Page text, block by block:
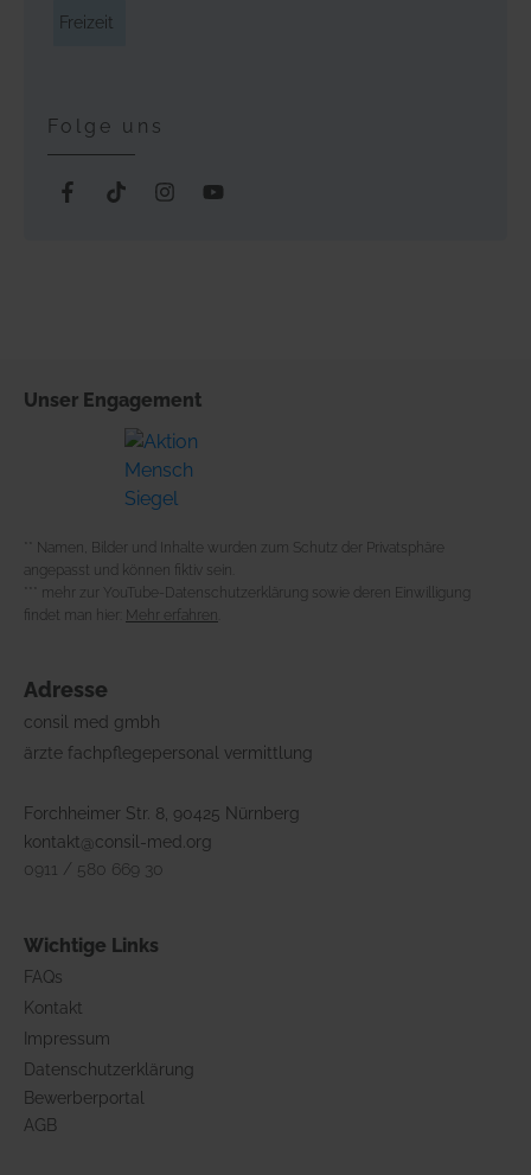
Freizeit
Folge uns
Unser Engagement
** Namen, Bilder und Inhalte wurden zum Schutz der Privatsphäre
angepasst und können fiktiv sein.
*** mehr zur YouTube-Datenschutzerklärung sowie deren Einwilligung
findet man hier:
Mehr erfahren
Adresse
consil med gmbh
ärzte fachpflegepersonal vermittlung
Forchheimer Str. 8, 90425 Nürnberg
kontakt@consil-med.org
0911 / 580 669 30
Wichtige Links
FAQs
Kontakt
Impressum
Datenschutzerklärung
Bewerberportal
AGB